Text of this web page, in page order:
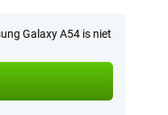
Galaxy A54 is niet